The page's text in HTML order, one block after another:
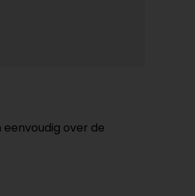
over de